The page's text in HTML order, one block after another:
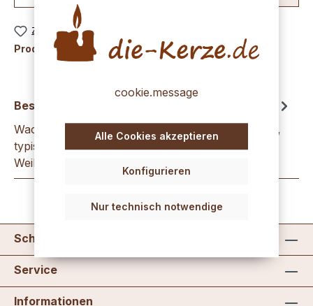
Zum Merkzettel hinzufügen
Produktnummer: K1966
Beschreibung
Wachsfarbkonzentratweihnachtsrot sattes hellrot,
typischer Warmton der Advents- und
Weihnachtszeit, in gut schneidbaren Stüc…
Schreib uns
Service
Informationen
cookie.message
Nur technisch notwendige
Konfigurieren
Alle Cookies akzeptieren